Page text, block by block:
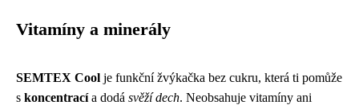
Vitamíny a minerály
SEMTEX Cool je funkční žvýkačka bez cukru, která ti pomůže
s koncentracía dodá svěží dech. Neobsahuje vitamíny ani